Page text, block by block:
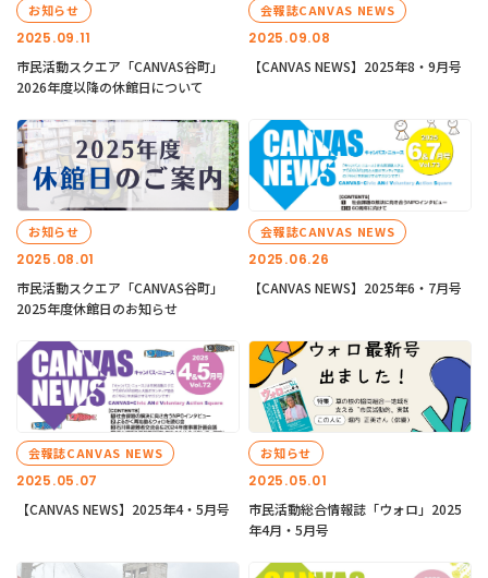
2025.09.11
お知らせ
市民活動スクエア「CANVAS谷町」
2026年度以降の休館日について
2025.09.08
会報誌CANVAS NEWS
【CANVAS NEWS】2025年8・9月号
2025.08.01
お知らせ
市民活動スクエア「CANVAS谷町」
2025年度休館日のお知らせ
2025.06.26
会報誌CANVAS NEWS
【CANVAS NEWS】2025年6・7月号
2025.05.07
会報誌CANVAS NEWS
【CANVAS NEWS】2025年4・5月号
2025.05.01
お知らせ
市民活動総合情報誌「ウォロ」2025
年4月・5月号